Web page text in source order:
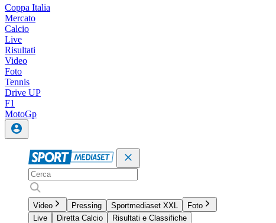
Coppa Italia
Mercato
Calcio
Live
Risultati
Video
Foto
Tennis
Drive UP
F1
MotoGp
Video Pressing Sportmediaset XXL
Foto
Live
Diretta Calcio
Risultati e Classifiche